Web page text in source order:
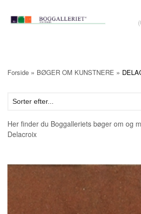
BØGER OM KUNSTNERE
TILBUD
Forside » BØGER OM KUNSTNERE »
Her finder du Boggalleriets bøger om og
Delacroix